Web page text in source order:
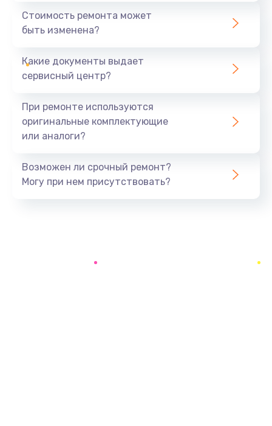
1440 руб.
Ремонт южного моста
Замена батарейки BIOS
Заказать
Ремонт цепи питания
Стоимость ремонта может
быть изменена?
Какие документы выдает
сервисный центр?
При ремонте используются
оригинальные комплектующие
или аналоги?
Возможен ли срочный ремонт?
Могу при нем присутствовать?